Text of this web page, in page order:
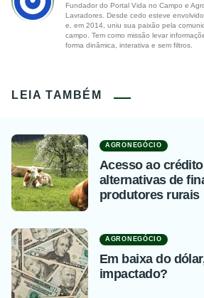
Fundador do Portal Vida no Campo e
Lavradores. Desde cedo esteve
e, em 2014, uniu sua paixão pela
campo. Tem como missão levar
forma dinâmica, interativa e sem filtros.
LEIA TAMBÉM
AGRONEGÓCIO
Acesso ao
alternativas de
produtores rurais
AGRONEGÓCIO
Em baixa do
impactado?